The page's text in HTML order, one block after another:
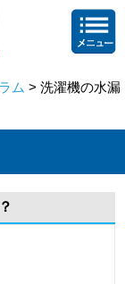
ム > 洗濯機の水漏